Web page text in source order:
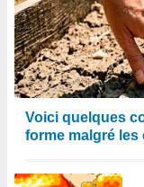
Voici quelques
forme malgré les